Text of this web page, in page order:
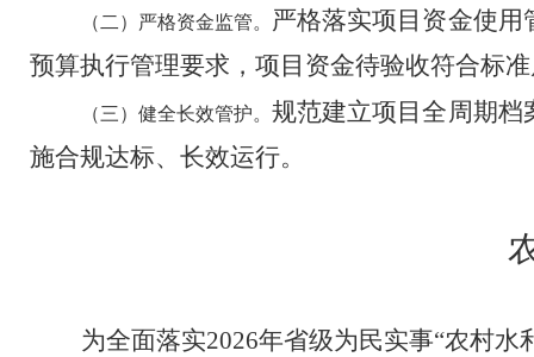
（二）严格资金监管。
严格落实项目资金使
预算执行管理要求，项目资金待验收符合标
（三）健全长效管护。规范建立项目全周期档
施合规达标、长效运行。
为全面落实2026年省级为民实事“农村水